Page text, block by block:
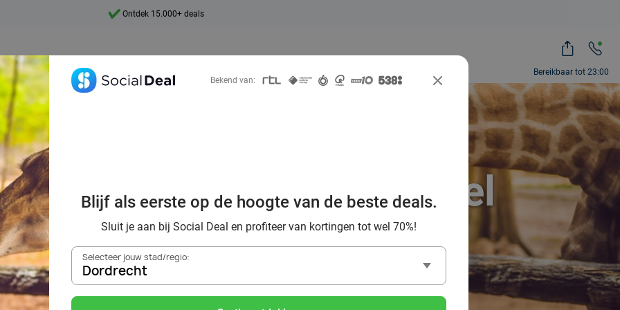
Bereikbaar tot 23:00
7 dagen per week beschikbaar
voordeelshop: ah, zoveel
mooie deals!
Bekend van:
Blijf als eerste op de hoogte van de beste deals.
Sluit je aan bij Social Deal en profiteer van kortingen tot wel 70%!
Selecteer jouw stad/regio:
Dordrecht